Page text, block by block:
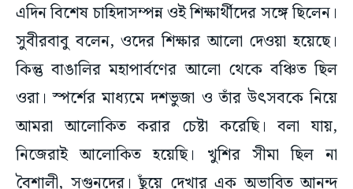
এদিন বিশেষ চাহিদাসম্পন্ন ওই শিক্ষার্থীদের সঙ্গে ছিলেন।
সুবীরবাবু বলেন, ওদের শিক্ষার আলো দেওয়া হয়েছে।
কিন্তু বাঙালির মহাপার্বণের আলো থেকে বঞ্চিত ছিল
ওরা। স্পর্শের মাধ্যমে দশভুজা ও তাঁর উৎসবকে নিয়ে
আমরা আলোকিত করার চেষ্টা করেছি। বলা যায়,
নিজেরাই আলোকিত হয়েছি। খুশির সীমা ছিল না
বৈশালী, সগুনদের। ছুঁয়ে দেখার এক অভাবিত আনন্দ